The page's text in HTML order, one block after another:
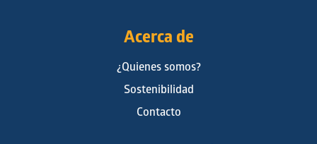
Acerca de
¿Quienes somos?
Sostenibilidad
Contacto